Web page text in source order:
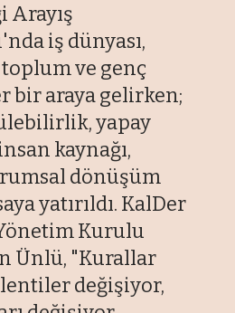
Arayış
iş dünyası,
ve genç
bir araya gelirken;
yapay
kaynağı,
dönüşüm
yatırıldı. KalDer
Kurulu
Ünlü, "Kurallar
değişiyor,